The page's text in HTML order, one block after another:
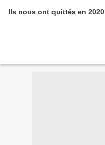
Ils nous ont quittés en 2020